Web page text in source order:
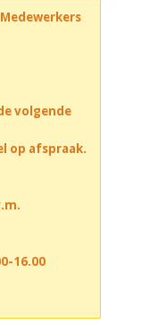
volgende
op afspraak.
16.00